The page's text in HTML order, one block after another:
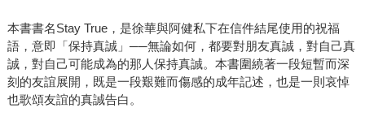
本書書名Stay True，是徐華與阿健私下在信件結尾使用的祝福
語，意即「保持真誠」──無論如何，都要對朋友真誠，對自己真
誠，對自己可能成為的那人保持真誠。本書圍繞著一段短暫而深
刻的友誼展開，既是一段艱難而傷感的成年記述，也是一則哀悼
也歌頌友誼的真誠告白。